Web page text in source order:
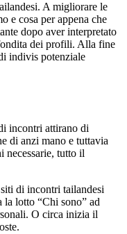
A migliorare le
e cosa per appena che
dopo aver interpretato
dei profili. Alla fine
indivis potenziale
incontri attirano di
di anzi mano e tuttavia
necessarie, tutto il
di incontri tailandesi
la lotto “Chi sono” ad
O circa inizia il